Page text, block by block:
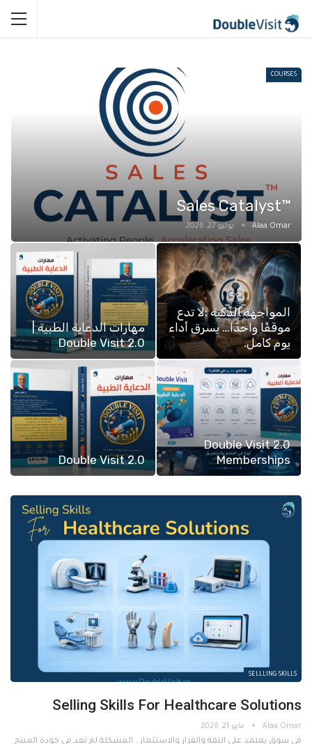
COURSES
™Sales Catalyst
يوليو 27, 2026
المواجهة الذكية :لا تدع
موقفًا واحدًا… يسرق أداء
يوم كامل.
مهارات الدعاية الطبية |
Double Visit 2.0
Double Visit 2.0
Memberships
Double Visit 2.0
SELLLING SKILLS
Selling Skills For Healthcare Solutions
مايو 21, 2026
في سوق يعتمد على الثقة والقرار والاستثمار… المشكلة لم تعد في جودة المنتج